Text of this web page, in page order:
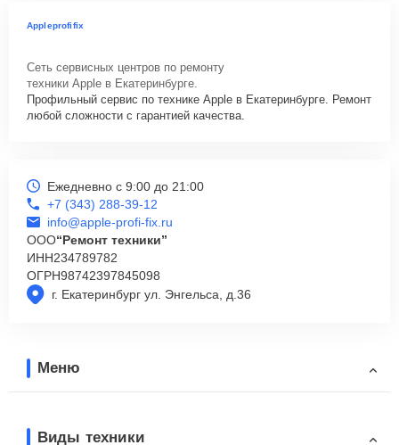
Appleprofifix
Сеть сервисных центров по ремонту
техники Apple в Екатеринбурге.
Профильный сервис по технике Apple в Екатеринбурге. Ремонт
любой сложности с гарантией качества.
г. Екатеринбург ул. Энгельса, д.36
Ежедневно с 9:00 до 21:00
+7 (343) 288-39-12
info@apple-profi-fix.ru
ООО“Ремонт техники”
ИНН234789782
ОГРН98742397845098
Меню
Виды техники